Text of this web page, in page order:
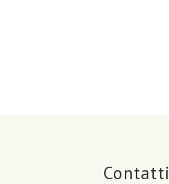
Contatti